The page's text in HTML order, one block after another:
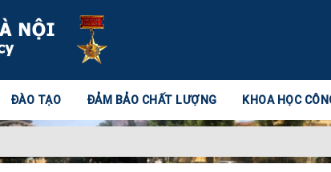
ĐÀO TẠO ĐẢM BẢO CHẤT LƯỢNG KHOA HỌC